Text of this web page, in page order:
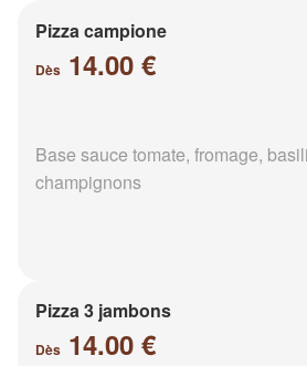
Pizza campione
Dès 14.00 €
Base sauce tomate, fromage,
champignons
Pizza 3 jambons
Dès 14.00 €